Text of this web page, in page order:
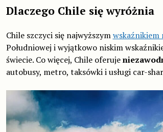
Dlaczego Chile się wyróżnia
Chile szczyci się najwyższymwskaźnikiem
Południowej i wyjątkowo niskim
świecie. Co więcej, Chile oferuje
autobusy, metro, taksówki i usługi car-